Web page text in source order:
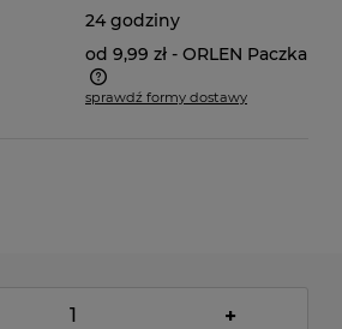
24 godziny
od 9,99 zł - ORLEN Paczka
ewentualnych kosztów płatności
sprawdź formy dostawy
+